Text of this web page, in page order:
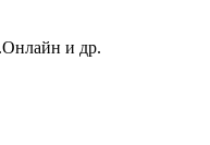
и др.